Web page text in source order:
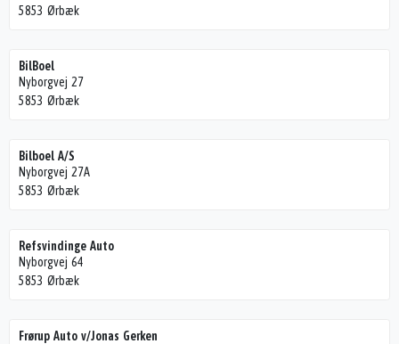
5853 Ørbæk
BilBoel
Nyborgvej 27
5853 Ørbæk
Bilboel A/S
Nyborgvej 27A
5853 Ørbæk
Refsvindinge Auto
Nyborgvej 64
5853 Ørbæk
Frørup Auto v/Jonas Gerken